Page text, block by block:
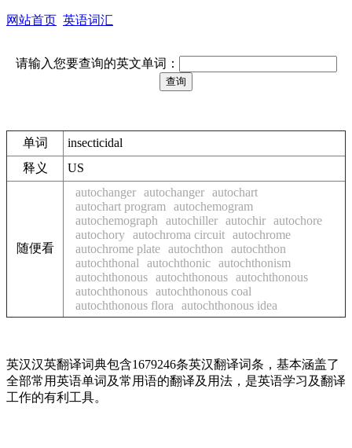
网站首页 英语词汇
请输入您要查询的英文单词：
单词
insecticidal
释义
US
随便看
autochanger autochanger autochart
autochart program
autochemogram
autochemograph
autochiller autochir autochore
autochory autochroma circuit autochrome
autochrome plate autochthon
autochthon
autochthonal
autochthonic autochthonism
autochthonous autochthonous autochthonous
autochthonous autochthonous coal
autochthonous flora
autochthonous idea
英汉汉英翻译词典包含1679246条英汉翻译词条，基本涵盖了
全部常用英语单词及常用语的翻译及用法，是英语学习及翻译
工作的有利工具。